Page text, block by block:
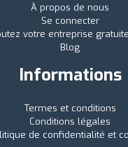
À propos de nous
Se connecter
votre entreprise
Blog
Informations
Termes et conditions
Conditions légales
de confidentialité et